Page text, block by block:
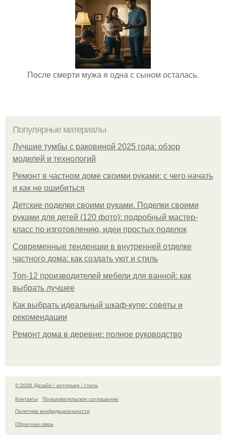
После смерти мужа я одна с сыном осталась.
Популярные материалы
Лучшие тумбы с раковиной 2025 года: обзор
моделей и технологий
Ремонт в частном доме своими руками: с чего начать
и как не ошибиться
Детские поделки своими руками. Поделки своими
руками для детей (120 фото): подробный мастер-
класс по изготовлению, идеи простых поделок
Современные тенденции в внутренней отделке
частного дома: как создать уют и стиль
Топ-12 производителей мебели для ванной: как
выбрать лучшее
Как выбрать идеальный шкаф-купе: советы и
рекомендации
Ремонт дома в деревне: полное руководство
© 2026 Дизайн / интерьер / стиль
Контакты
Пользовательское соглашение
Политика конфидециальности
Обратная связь